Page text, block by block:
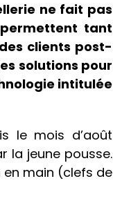
ne fait pas
tant
clients post-
solutions pour
intitulée
le mois d’août
la jeune pousse.
main (clefs de